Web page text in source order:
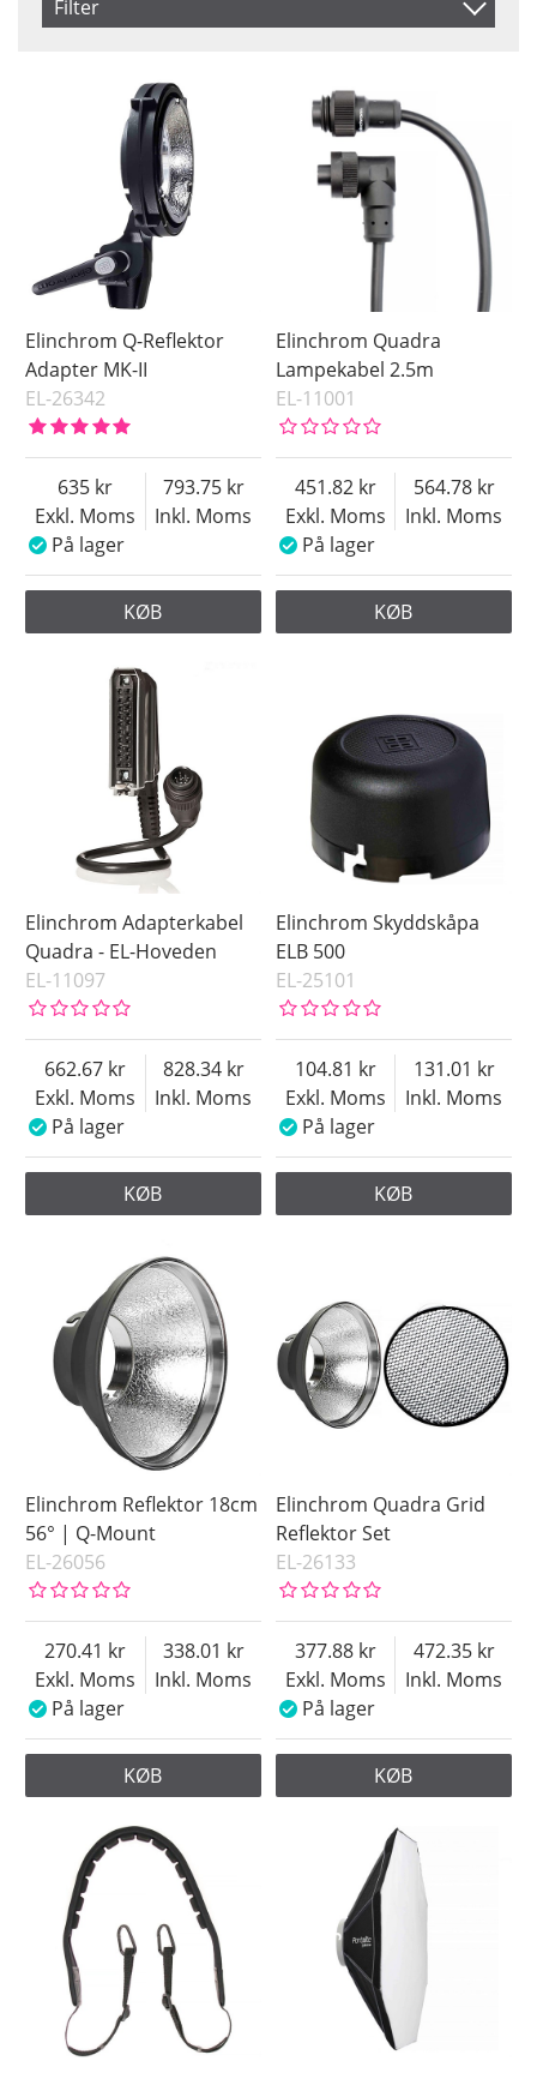
Filter
På lager
Elinchrom Q-Reflektor
Adapter MK-II
EL-26342
Exkl. Moms
635
Inkl. Moms
793.75
På lager
KØB
Elinchrom Quadra
Lampekabel 2.5m
EL-11001
Exkl. Moms
451.82
Inkl. Moms
564.78
På lager
KØB
Elinchrom Adapterkabel
Quadra - EL-Hoveden
EL-11097
Exkl. Moms
662.67
Inkl. Moms
828.34
På lager
KØB
Elinchrom Skyddskåpa
ELB 500
EL-25101
Exkl. Moms
104.81
Inkl. Moms
131.01
På lager
KØB
Elinchrom Reflektor 18cm
56° | Q-Mount
EL-26056
Exkl. Moms
270.41
Inkl. Moms
338.01
På lager
KØB
Elinchrom Quadra Grid
Reflektor Set
EL-26133
Exkl. Moms
377.88
Inkl. Moms
472.35
På lager
KØB